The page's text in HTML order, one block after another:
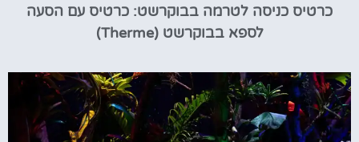
כרטיס כניסה לטרמה בבוקרשט: כרטיס עם הסעה
לספא בבוקרשט (Therme)